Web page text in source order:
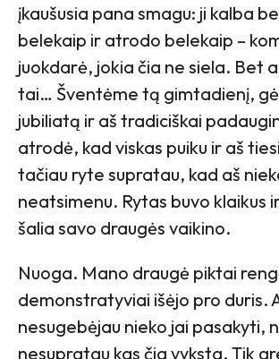
įkaušusia pana smagu: ji kalba
belekaip ir atrodo belekaip –
juokdarė, jokia čia ne siela. Bet
tai… Šventėme tą gimtadienį,
jubiliatą ir aš tradiciškai
atrodė, kad viskas puiku ir aš
tačiau ryte supratau, kad aš
neatsimenu. Rytas buvo klaikus
šalia savo draugės vaikino.
Nuoga. Mano draugė piktai
demonstratyviai išėjo pro duris.
nesugebėjau nieko jai pasakyti,
nesupratau kas čia vyksta. Tik